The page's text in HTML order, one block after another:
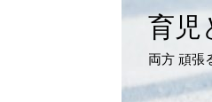
育児
両方 頑張